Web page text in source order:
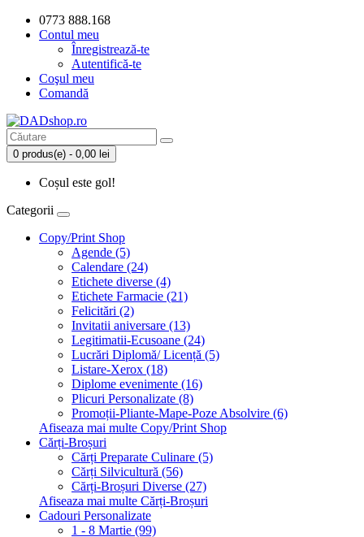
0773 888.168
Contul meu
Înregistrează-te
Autentifică-te
Coşul meu
Comandă
0 produs(e) - 0,00 lei
Coșul este gol!
Categorii
Copy/Print Shop
Agende (5)
Calendare (24)
Etichete diverse (4)
Etichete Farmacie (21)
Felicitări (2)
Invitatii aniversare (13)
Legitimatii-Ecusoane (24)
Lucrări Diplomă/ Licență (5)
Listare-Xerox (18)
Diplome evenimente (16)
Plicuri Personalizate (8)
Promoții-Pliante-Mape-Poze Absolvire (6)
Afiseaza mai multe Copy/Print Shop
Cărți-Broșuri
Cărți Preparate Culinare (5)
Cărți Silvicultură (56)
Cărți-Broșuri Diverse (27)
Afiseaza mai multe Cărți-Broșuri
Cadouri Personalizate
1 - 8 Martie (99)